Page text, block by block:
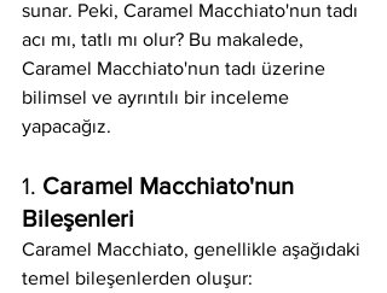
sunar. Peki, Caramel Macchiato'nun tadı
acı mı, tatlı mı olur? Bu makalede,
Caramel Macchiato'nun tadı üzerine
bilimsel ve ayrıntılı bir inceleme
yapacağız.
1. Caramel Macchiato'nun
Bileşenleri
Caramel Macchiato, genellikle aşağıdaki
temel bileşenlerden oluşur: